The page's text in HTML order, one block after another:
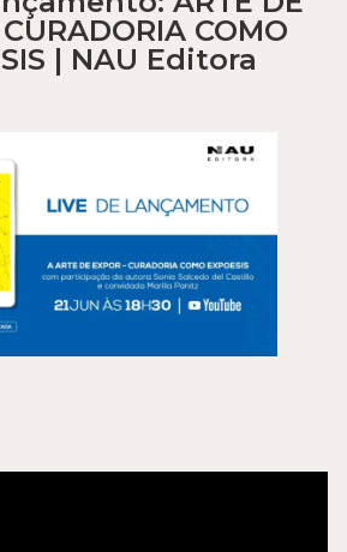
COMO
| NAU Editora